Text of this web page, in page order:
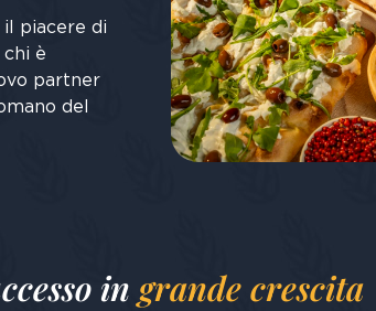
piacere di
è
partner
del
in grande crescita